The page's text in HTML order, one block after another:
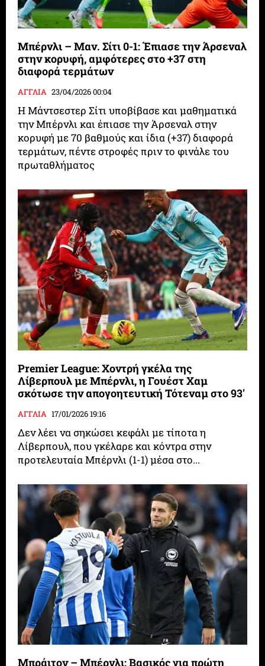
Μπέρνλι – Μαν. Σίτι 0-1: Έπιασε την Άρσεναλ
στην κορυφή, αμφότερες στο +37 στη
διαφορά τερμάτων
ΑΓΓΛΙΑ 23/04/2026 00:04
Η Μάντσεστερ Σίτι υποβίβασε και μαθηματικά
την Μπέρνλι και έπιασε την Άρσεναλ στην
κορυφή με 70 βαθμούς και ίδια (+37) διαφορά
τερμάτων, πέντε στροφές πριν το φινάλε του
πρωταθλήματος
Premier League: Χοντρή γκέλα της
Λίβερπουλ με Μπέρνλι, η Γουέστ Χαμ
σκότωσε την απογοητευτική Τότεναμ στο 93′
ΑΓΓΛΙΑ 17/01/2026 19:16
Δεν λέει να σηκώσει κεφάλι με τίποτα η
Λίβερπουλ, που γκέλαρε και κόντρα στην
προτελευταία Μπέρνλι (1-1) μέσα στο...
Μπράιτον – Μπέρνλι: Βασικός για πρώτη